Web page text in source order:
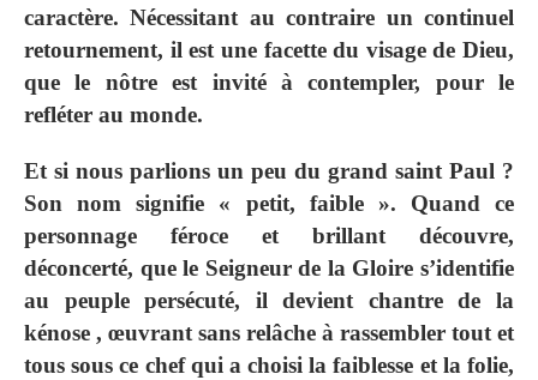
caractère. Nécessitant au contraire un continuel
retournement, il est une facette du visage de Dieu,
que le nôtre est invité à contempler, pour le
refléter au monde.
Et si nous parlions un peu du grand saint Paul ?
Son nom signifie « petit, faible ». Quand ce
personnage féroce et brillant découvre,
déconcerté, que le Seigneur de la Gloire s’identifie
au peuple persécuté, il devient chantre de la
kénose , œuvrant sans relâche à rassembler tout et
tous sous ce chef qui a choisi la faiblesse et la folie,